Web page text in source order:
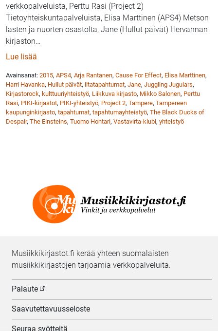
verkkopalveluista, Perttu Rasi (Project 2)
Tietoyhteiskuntapalveluista, Elisa Marttinen (APS4) Metson
lasten ja nuorten osastolta, Jane (Hullut päivät) Hervannan
kirjaston…
Lue lisää
Avainsanat: 2015, APS4, Arja Rantanen, Cause For Effect, Elisa Marttinen,
Harri Havanka, Hullut päivät, iltatapahtumat, Jane, Juggling Jugulars,
Kirjastorock, kulttuuriyhteistyö, Liikkuva kirjasto, Mikko Salonen, Perttu
Rasi, PIKI-kirjastot, PIKI-yhteistyö, Project 2, Tampere, Tampereen
kaupunginkirjasto, tapahtumat, tapahtumayhteistyö, The Black Ducks of
Despair, The Einsteins, Tuomo Hohtari, Vastavirta-klubi, yhteistyö
Musiikkikirjastot.fi kerää yhteen suomalaisten
musiikkikirjastojen tarjoamia verkkopalveluita.
Palaute
Saavutettavuusseloste
Seuraa syötteitä